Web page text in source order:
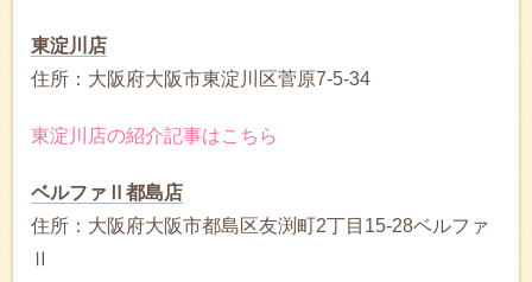
東淀川店
住所：大阪府大阪市東淀川区菅原7-5-34
東淀川店の紹介記事はこちら
ベルファⅡ都島店
住所：大阪府大阪市都島区友渕町2丁目15-28ベルファ
Ⅱ